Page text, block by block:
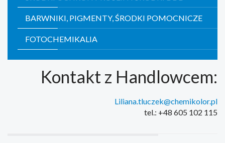
BARWNIKI, PIGMENTY, ŚRODKI POMOCNICZE
FOTOCHEMIKALIA
Kontakt z Handlowcem:
Liliana.tluczek@chemikolor.pl
tel.: +48 605 102 115